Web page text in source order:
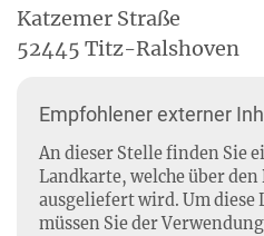
Katzemer Straße
52445 Titz-Ralshoven
Empfohlener externer
An dieser Stelle finden Sie
Landkarte, welche über
ausgeliefert wird. Um diese
müssen Sie der